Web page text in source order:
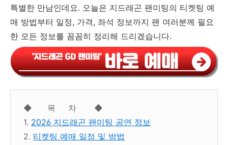
특별한 만남인데요. 오늘은 지드래곤 팬미팅의 티켓팅 예
매 방법부터 일정, 가격, 좌석 정보까지 팬 여러분께 필요
한 모든 정보를 꼼꼼히 정리해 드리겠습니다.
◆ 목 차 ◆
1. 2026 지드래곤 팬미팅 공연 정보
2. 티켓팅 예매 일정 및 방법